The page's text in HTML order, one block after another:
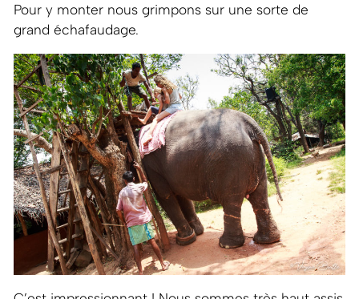
Pour y monter nous grimpons sur une sorte de
grand échafaudage.